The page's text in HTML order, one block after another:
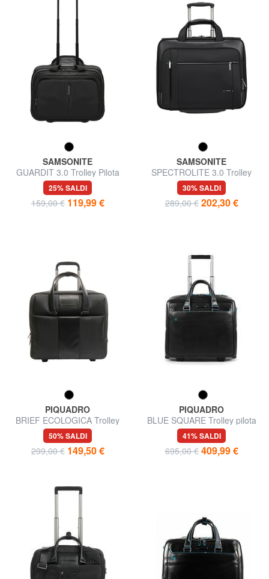
SAMSONITE
GUARDIT 3.0 Trolley Pilota
25% SALDI
159,00 € 119,99 €
SAMSONITE
SPECTROLITE 3.0 Trolley
Pilota porta PC 17,3"
30% SALDI
289,00 € 202,30 €
PIQUADRO
BRIEF ECOLOGICA Trolley
Pilota
50% SALDI
299,00 € 149,50 €
PIQUADRO
BLUE SQUARE Trolley pilota
in pelle, porta PC 15.6"
41% SALDI
695,00 € 409,99 €